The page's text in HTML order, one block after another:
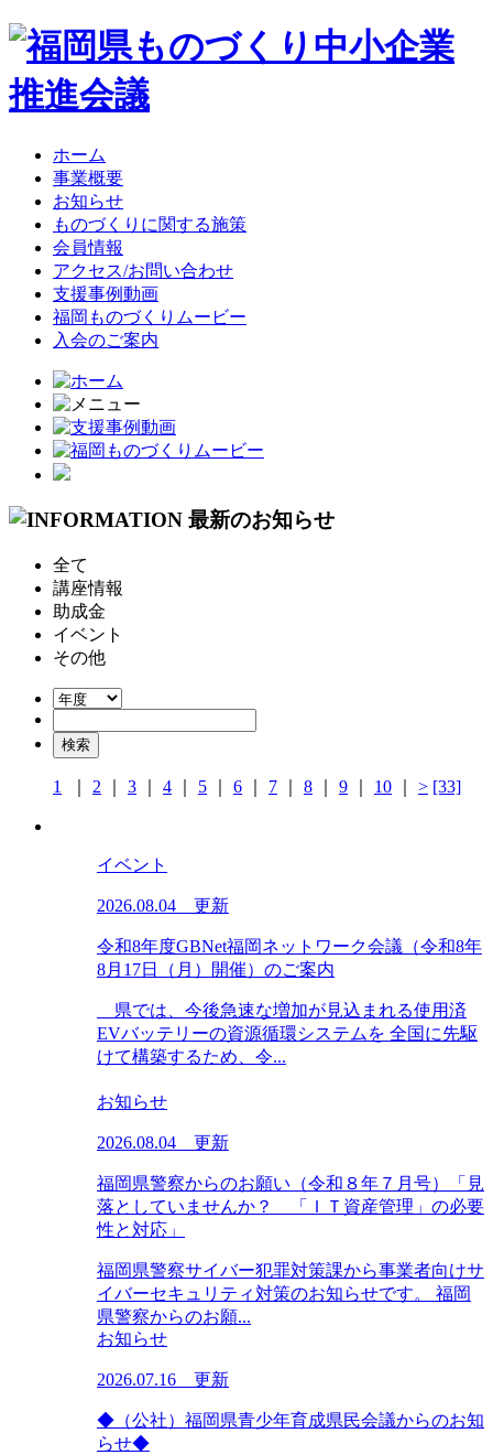
ホーム
事業概要
お知らせ
ものづくりに関する施策
会員情報
アクセス/お問い合わせ
支援事例動画
福岡ものづくりムービー
入会のご案内
全て
講座情報
助成金
イベント
その他
1 2 3 4 5 6 7 8 9 10 > [33]
イベント
2026.08.04 更新
令和8年度GBNet福岡ネットワーク会議（令和8年
8月17日（月）開催）のご案内
県では、今後急速な増加が見込まれる使用済
EVバッテリーの資源循環システムを 全国に先駆
けて構築するため、令...
お知らせ
2026.08.04 更新
福岡県警察からのお願い（令和８年７月号）「見
落としていませんか？ 「ＩＴ資産管理」の必要
性と対応」
福岡県警察サイバー犯罪対策課から事業者向けサ
イバーセキュリティ対策のお知らせです。 福岡
県警察からのお願...
お知らせ
2026.07.16 更新
◆（公社）福岡県青少年育成県民会議からのお知
らせ◆